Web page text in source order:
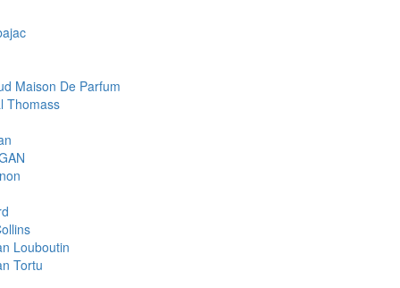
Maison De Parfum
Thomass
Louboutin
Tortu